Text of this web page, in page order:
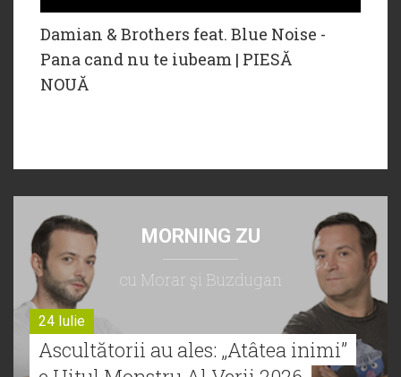
Damian & Brothers feat. Blue Noise -
Pana cand nu te iubeam | PIESĂ
NOUĂ
MORNING ZU
cu Morar şi Buzdugan
24 Iulie
Ascultătorii au ales: „Atâtea inimi”